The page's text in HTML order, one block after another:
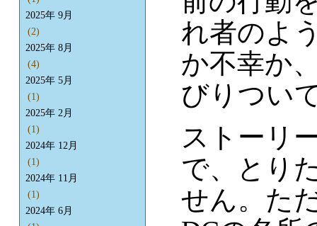
れ者のよ
か不幸か
びりつい
ストーリ
で、とり
せん。た
2025年 9月
(2)
2025年 8月
(4)
2025年 5月
(1)
2025年 2月
(1)
2024年 12月
(1)
2024年 11月
(1)
2024年 6月